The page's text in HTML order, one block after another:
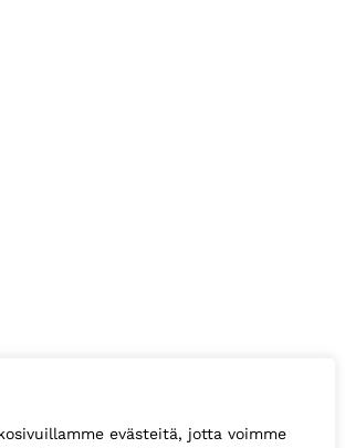
evästeitä, jotta voimme